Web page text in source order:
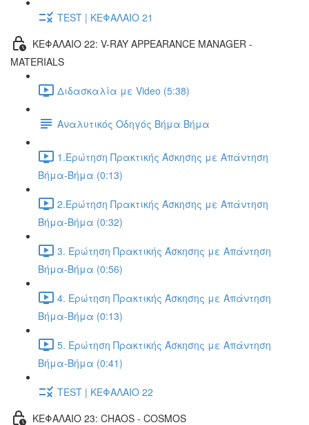
TEST | ΚΕΦΑΛΑΙΟ 21
ΚΕΦΑΛΑΙΟ 22: V-RAY APPEARANCE MANAGER -
MATERIALS
Διδασκαλία με Video (5:38)
Αναλυτικός Οδηγός Βήμα Βήμα
1.Ερώτηση Πρακτικής Άσκησης με Απάντηση
Βήμα-Βήμα (0:13)
2.Ερώτηση Πρακτικής Άσκησης με Απάντηση
Βήμα-Βήμα (0:32)
3. Ερώτηση Πρακτικής Άσκησης με Απάντηση
Βήμα-Βήμα (0:56)
4. Ερώτηση Πρακτικής Άσκησης με Απάντηση
Βήμα-Βήμα (0:13)
5. Ερώτηση Πρακτικής Άσκησης με Απάντηση
Βήμα-Βήμα (0:41)
TEST | ΚΕΦΑΛΑΙΟ 22
ΚΕΦΑΛΑΙΟ 23: CHAOS - COSMOS